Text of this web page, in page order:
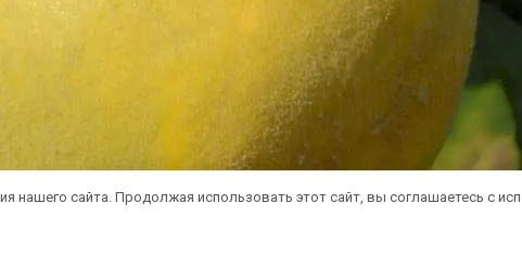
сайта. Продолжая использовать этот сайт, вы соглашаетесь с